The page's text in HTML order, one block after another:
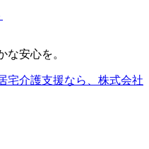
な安心を。